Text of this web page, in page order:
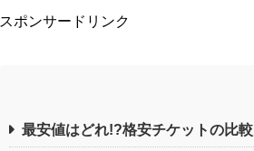
スポンサードリンク
最安値はどれ!?格安チケットの比較